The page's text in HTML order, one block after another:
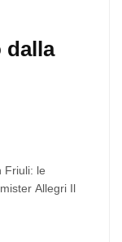
dalla
Friuli: le
Allegri Il